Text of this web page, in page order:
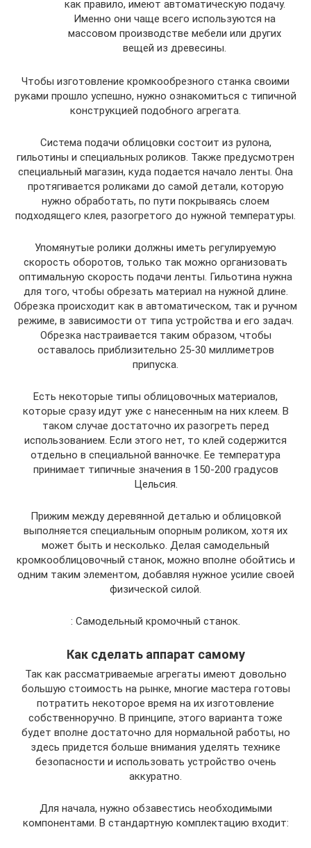
как правило, имеют автоматическую подачу.
Именно они чаще всего используются на
массовом производстве мебели или других
вещей из древесины.
Чтобы изготовление кромкообрезного станка своими
руками прошло успешно, нужно ознакомиться с типичной
конструкцией подобного агрегата.
Система подачи облицовки состоит из рулона,
гильотины и специальных роликов. Также предусмотрен
специальный магазин, куда подается начало ленты. Она
протягивается роликами до самой детали, которую
нужно обработать, по пути покрываясь слоем
подходящего клея, разогретого до нужной температуры.
Упомянутые ролики должны иметь регулируемую
скорость оборотов, только так можно организовать
оптимальную скорость подачи ленты. Гильотина нужна
для того, чтобы обрезать материал на нужной длине.
Обрезка происходит как в автоматическом, так и ручном
режиме, в зависимости от типа устройства и его задач.
Обрезка настраивается таким образом, чтобы
оставалось приблизительно 25-30 миллиметров
припуска.
Есть некоторые типы облицовочных материалов,
которые сразу идут уже с нанесенным на них клеем. В
таком случае достаточно их разогреть перед
использованием. Если этого нет, то клей содержится
отдельно в специальной ванночке. Ее температура
принимает типичные значения в 150-200 градусов
Цельсия.
Прижим между деревянной деталью и облицовкой
выполняется специальным опорным роликом, хотя их
может быть и несколько. Делая самодельный
кромкооблицовочный станок, можно вполне обойтись и
одним таким элементом, добавляя нужное усилие своей
физической силой.
: Самодельный кромочный станок.
Как сделать аппарат самому
Так как рассматриваемые агрегаты имеют довольно
большую стоимость на рынке, многие мастера готовы
потратить некоторое время на их изготовление
собственноручно. В принципе, этого варианта тоже
будет вполне достаточно для нормальной работы, но
здесь придется больше внимания уделять технике
безопасности и использовать устройство очень
аккуратно.
Для начала, нужно обзавестись необходимыми
компонентами. В стандартную комплектацию входит: